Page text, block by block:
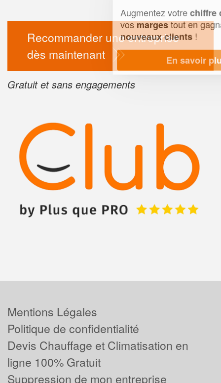
Recommander une entreprise
dès maintenant
Gratuit et sans engagements
Augmentez votrechiffre d'affaireset
vosmargestout en gagnant de
nouveaux clients!
En savoir plus
Mentions Légales
Politique de confidentialité
Devis Chauffage et Climatisation en
ligne 100% Gratuit
Suppression de mon entreprise